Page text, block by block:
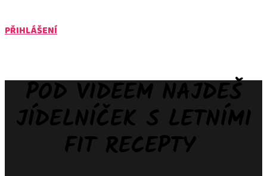
PŘIHLÁŠENÍ
POD VIDEEM NAJDEŠ
JÍDELNÍČEK S LETNÍMI
FIT RECEPTY